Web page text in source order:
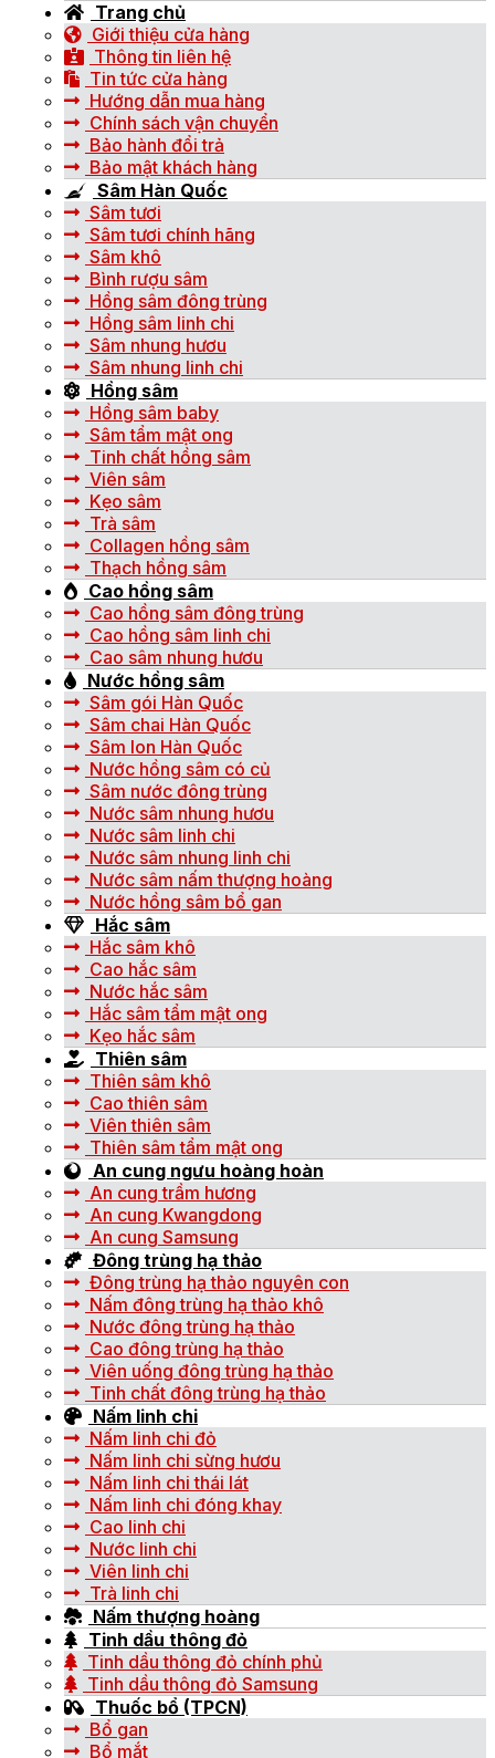
Trang chủ
Giới thiệu cửa hàng
Thông tin liên hệ
Tin tức cửa hàng
Hướng dẫn mua hàng
Chính sách vận chuyển
Bảo hành đổi trả
Bảo mật khách hàng
Sâm Hàn Quốc
Sâm tươi
Sâm tươi chính hãng
Sâm khô
Bình rượu sâm
Hồng sâm đông trùng
Hồng sâm linh chi
Sâm nhung hươu
Sâm nhung linh chi
Hồng sâm
Hồng sâm baby
Sâm tẩm mật ong
Tinh chất hồng sâm
Viên sâm
Kẹo sâm
Trà sâm
Collagen hồng sâm
Thạch hồng sâm
Cao hồng sâm
Cao hồng sâm đông trùng
Cao hồng sâm linh chi
Cao sâm nhung hươu
Nước hồng sâm
Sâm gói Hàn Quốc
Sâm chai Hàn Quốc
Sâm lon Hàn Quốc
Nước hồng sâm có củ
Sâm nước đông trùng
Nước sâm nhung hươu
Nước sâm linh chi
Nước sâm nhung linh chi
Nước sâm nấm thượng hoàng
Nước hồng sâm bổ gan
Hắc sâm
Hắc sâm khô
Cao hắc sâm
Nước hắc sâm
Hắc sâm tẩm mật ong
Kẹo hắc sâm
Thiên sâm
Thiên sâm khô
Cao thiên sâm
Viên thiên sâm
Thiên sâm tẩm mật ong
An cung ngưu hoàng hoàn
An cung trầm hương
An cung Kwangdong
An cung Samsung
Đông trùng hạ thảo
Đông trùng hạ thảo nguyên con
Nấm đông trùng hạ thảo khô
Nước đông trùng hạ thảo
Cao đông trùng hạ thảo
Viên uống đông trùng hạ thảo
Tinh chất đông trùng hạ thảo
Nấm linh chi
Nấm linh chi đỏ
Nấm linh chi sừng hươu
Nấm linh chi thái lát
Nấm linh chi đóng khay
Cao linh chi
Nước linh chi
Viên linh chi
Trà linh chi
Nấm thượng hoàng
Tinh dầu thông đỏ
Tinh dầu thông đỏ chính phủ
Tinh dầu thông đỏ Samsung
Thuốc bổ (TPCN)
Bổ gan
Bổ mắt